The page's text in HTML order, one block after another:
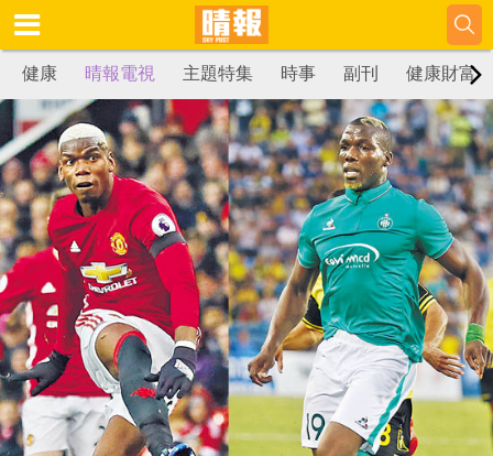
健康 晴報電視 主題特集 時事 副刊 健康財富